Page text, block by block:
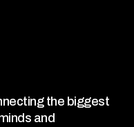
the biggest
and